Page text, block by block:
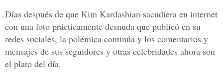
Días después de que Kim Kardashian sacudiera en internet
con una foto prácticamente desnuda que publicó en su
redes sociales, la polémica continúa y los comentarios y
mensajes de sus seguidores y otras celebridades ahora son
el plato del día.